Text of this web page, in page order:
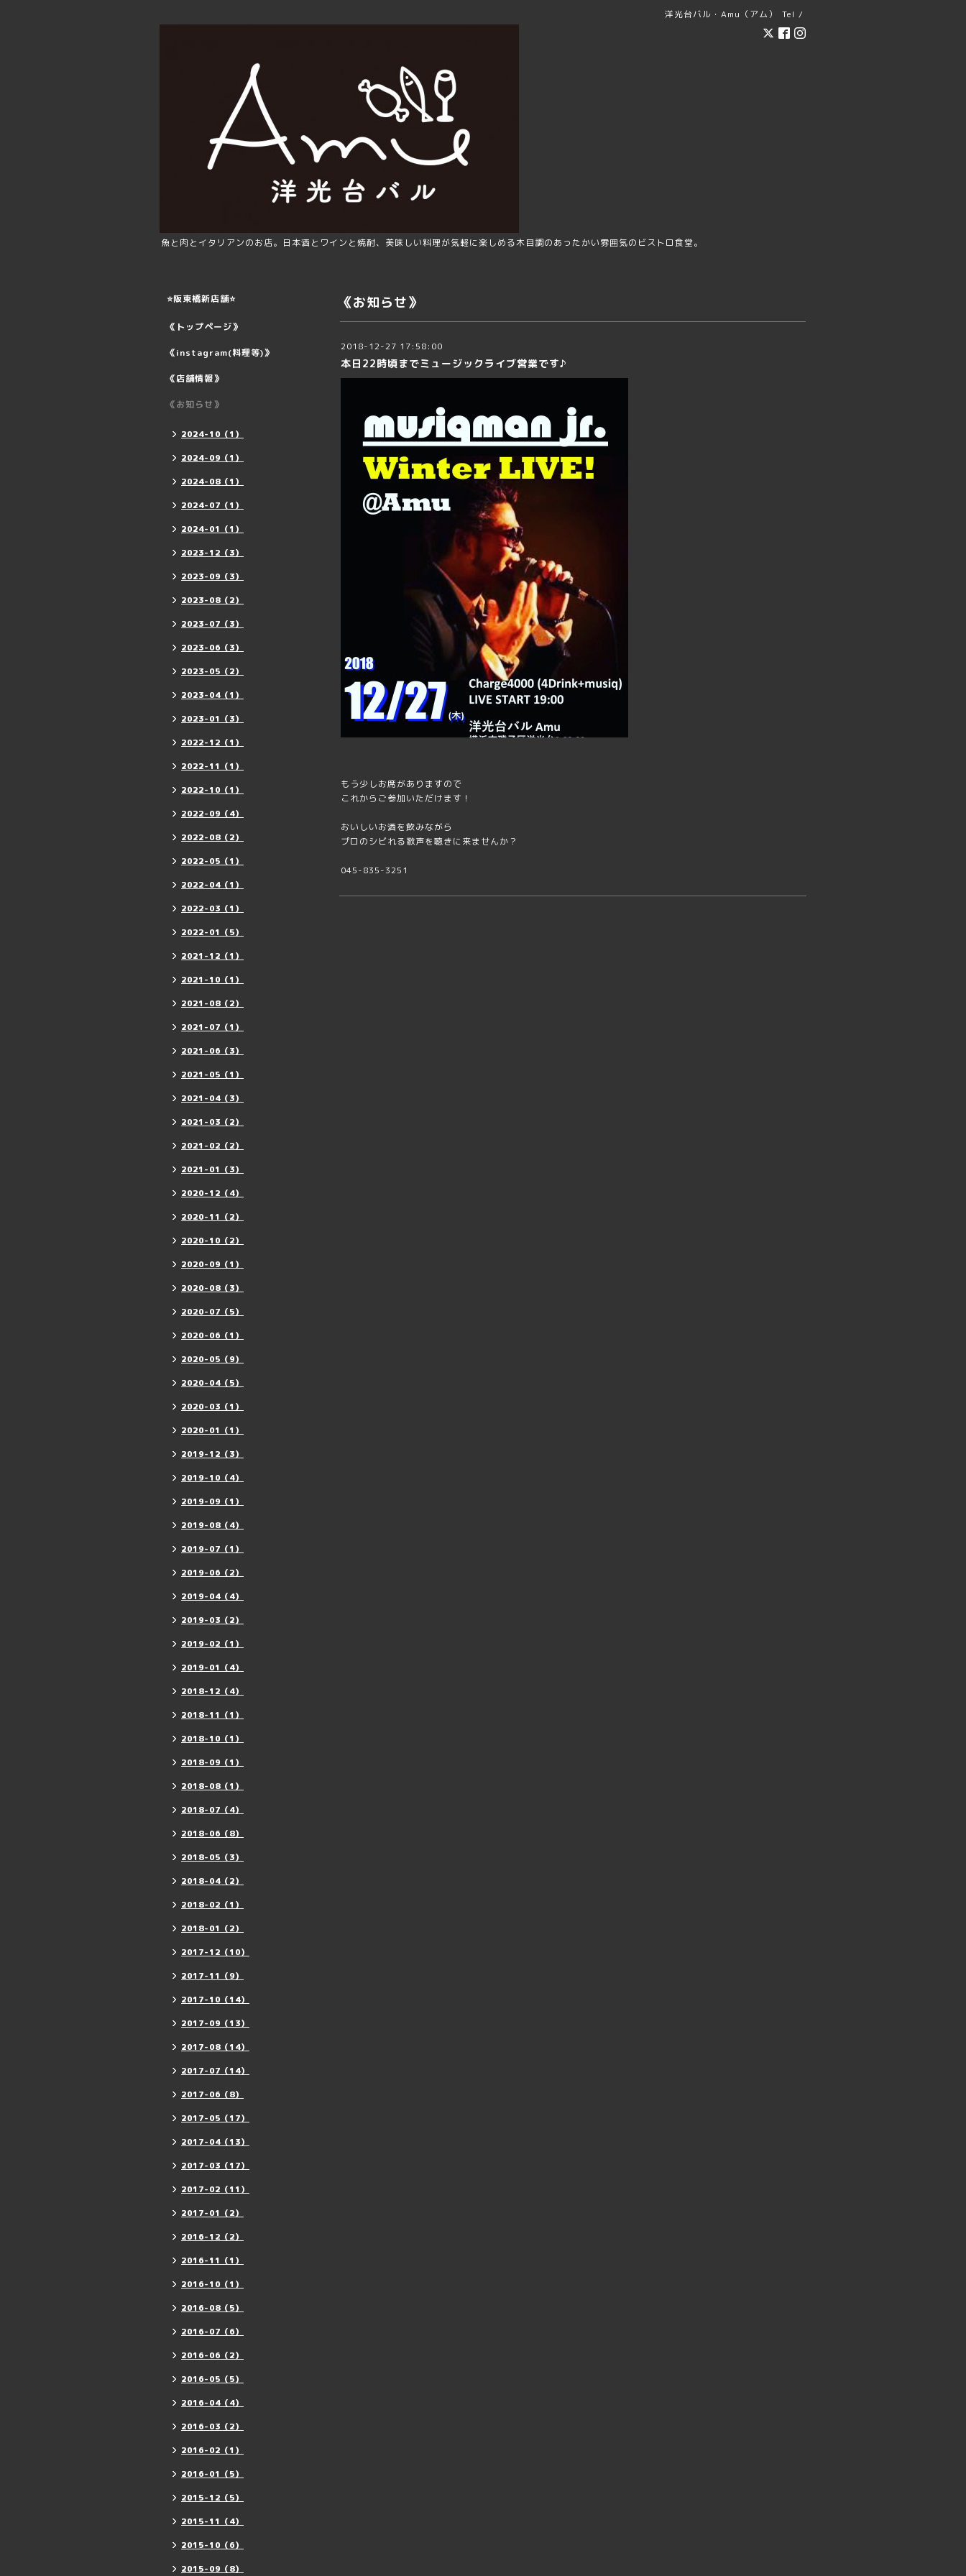
洋光台バル・Amu（アム） Tel /
魚と肉とイタリアンのお店。日本酒とワインと焼酎、美味しい料理が気軽に楽しめる木目調のあったかい雰囲気のビストロ食堂。
《お知らせ》
2018-12-27 17:58:00
本日22時頃までミュージックライブ営業です♪
もう少しお席がありますので
これからご参加いただけます！
おいしいお酒を飲みながら
プロのシビれる歌声を聴きに来ませんか？
045-835-3251
⭐️阪東橋新店舗⭐️
《トップページ》
《instagram(料理等)》
《店舗情報》
《お知らせ》
2024-10（1）
2024-09（1）
2024-08（1）
2024-07（1）
2024-01（1）
2023-12（3）
2023-09（3）
2023-08（2）
2023-07（3）
2023-06（3）
2023-05（2）
2023-04（1）
2023-01（3）
2022-12（1）
2022-11（1）
2022-10（1）
2022-09（4）
2022-08（2）
2022-05（1）
2022-04（1）
2022-03（1）
2022-01（5）
2021-12（1）
2021-10（1）
2021-08（2）
2021-07（1）
2021-06（3）
2021-05（1）
2021-04（3）
2021-03（2）
2021-02（2）
2021-01（3）
2020-12（4）
2020-11（2）
2020-10（2）
2020-09（1）
2020-08（3）
2020-07（5）
2020-06（1）
2020-05（9）
2020-04（5）
2020-03（1）
2020-01（1）
2019-12（3）
2019-10（4）
2019-09（1）
2019-08（4）
2019-07（1）
2019-06（2）
2019-04（4）
2019-03（2）
2019-02（1）
2019-01（4）
2018-12（4）
2018-11（1）
2018-10（1）
2018-09（1）
2018-08（1）
2018-07（4）
2018-06（8）
2018-05（3）
2018-04（2）
2018-02（1）
2018-01（2）
2017-12（10）
2017-11（9）
2017-10（14）
2017-09（13）
2017-08（14）
2017-07（14）
2017-06（8）
2017-05（17）
2017-04（13）
2017-03（17）
2017-02（11）
2017-01（2）
2016-12（2）
2016-11（1）
2016-10（1）
2016-08（5）
2016-07（6）
2016-06（2）
2016-05（5）
2016-04（4）
2016-03（2）
2016-02（1）
2016-01（5）
2015-12（5）
2015-11（4）
2015-10（6）
2015-09（8）